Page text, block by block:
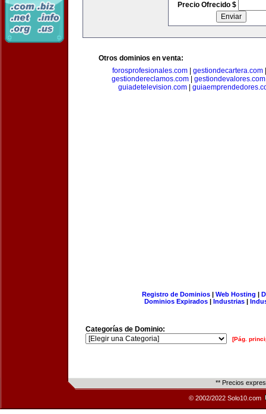
Precio Ofrecido $
Otros dominios en venta:
forosprofesionales.com
gestiondecartera.com
gestiondereclamos.com| gestiondevalores.com
guiadetelevision.com
Registro de Dominios| Web Hosting |
Dominios Expirados | Industrias |
Categorías de Dominio:
[Pág.
** Precios
© 2002/2022 Solo10.com